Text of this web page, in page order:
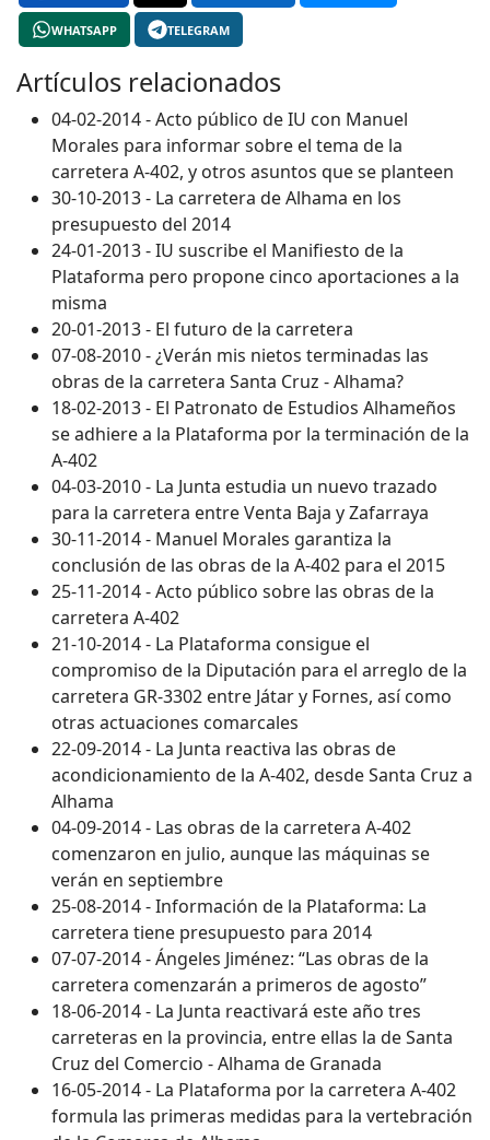
WHATSAPP TELEGRAM
Artículos relacionados
04-02-2014 - Acto público de IU con Manuel
Morales para informar sobre el tema de la
carretera A-402, y otros asuntos que se planteen
30-10-2013 - La carretera de Alhama en los
presupuesto del 2014
24-01-2013 - IU suscribe el Manifiesto de la
Plataforma pero propone cinco aportaciones a la
misma
20-01-2013 - El futuro de la carretera
07-08-2010 - ¿Verán mis nietos terminadas las
obras de la carretera Santa Cruz - Alhama?
18-02-2013 - El Patronato de Estudios Alhameños
se adhiere a la Plataforma por la terminación de la
A-402
04-03-2010 - La Junta estudia un nuevo trazado
para la carretera entre Venta Baja y Zafarraya
30-11-2014 - Manuel Morales garantiza la
conclusión de las obras de la A-402 para el 2015
25-11-2014 - Acto público sobre las obras de la
carretera A-402
21-10-2014 - La Plataforma consigue el
compromiso de la Diputación para el arreglo de la
carretera GR-3302 entre Játar y Fornes, así como
otras actuaciones comarcales
22-09-2014 - La Junta reactiva las obras de
acondicionamiento de la A-402, desde Santa Cruz a
Alhama
04-09-2014 - Las obras de la carretera A-402
comenzaron en julio, aunque las máquinas se
verán en septiembre
25-08-2014 - Información de la Plataforma: La
carretera tiene presupuesto para 2014
07-07-2014 - Ángeles Jiménez: “Las obras de la
carretera comenzarán a primeros de agosto”
18-06-2014 - La Junta reactivará este año tres
carreteras en la provincia, entre ellas la de Santa
Cruz del Comercio - Alhama de Granada
16-05-2014 - La Plataforma por la carretera A-402
formula las primeras medidas para la vertebración